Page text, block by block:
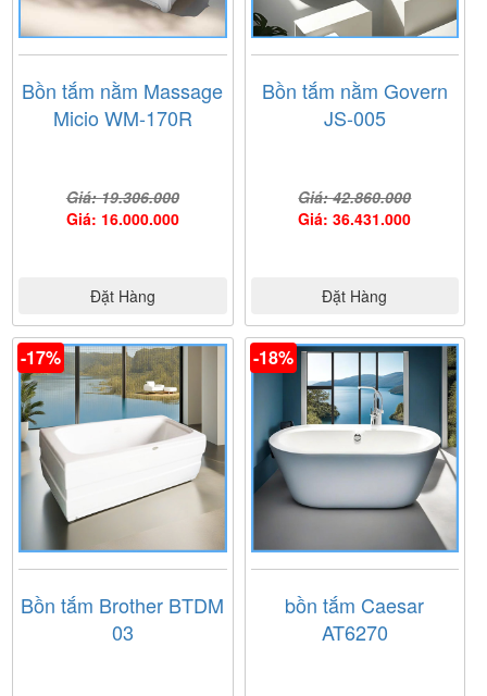
Bồn tắm nằm Massage
Micio WM-170R
Giá: 19.306.000
Giá: 16.000.000
Đặt Hàng
Bồn tắm nằm Govern
JS-005
Giá: 42.860.000
Giá: 36.431.000
Đặt Hàng
-17%
Bồn tắm Brother BTDM
03
-18%
bồn tắm Caesar
AT6270